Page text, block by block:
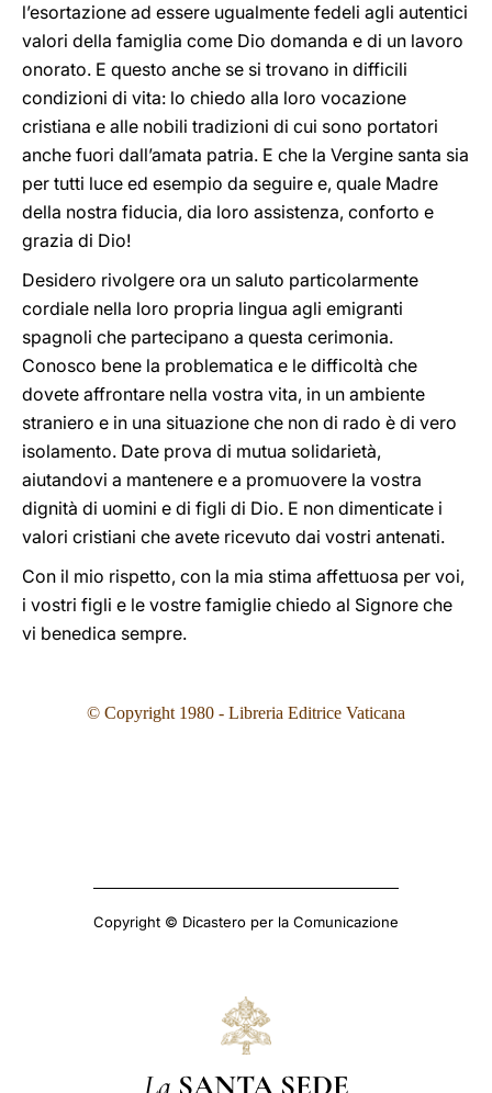
l’esortazione ad essere ugualmente fedeli agli autentici
valori della famiglia come Dio domanda e di un lavoro
onorato. E questo anche se si trovano in difficili
condizioni di vita: lo chiedo alla loro vocazione
cristiana e alle nobili tradizioni di cui sono portatori
anche fuori dall’amata patria. E che la Vergine santa sia
per tutti luce ed esempio da seguire e, quale Madre
della nostra fiducia, dia loro assistenza, conforto e
grazia di Dio!
Desidero rivolgere ora un saluto particolarmente
cordiale nella loro propria lingua agli emigranti
spagnoli che partecipano a questa cerimonia.
Conosco bene la problematica e le difficoltà che
dovete affrontare nella vostra vita, in un ambiente
straniero e in una situazione che non di rado è di vero
isolamento. Date prova di mutua solidarietà,
aiutandovi a mantenere e a promuovere la vostra
dignità di uomini e di figli di Dio. E non dimenticate i
valori cristiani che avete ricevuto dai vostri antenati.
Con il mio rispetto, con la mia stima affettuosa per voi,
i vostri figli e le vostre famiglie chiedo al Signore che
vi benedica sempre.
© Copyright 1980 - Libreria Editrice Vaticana
Copyright © Dicastero per la Comunicazione
La